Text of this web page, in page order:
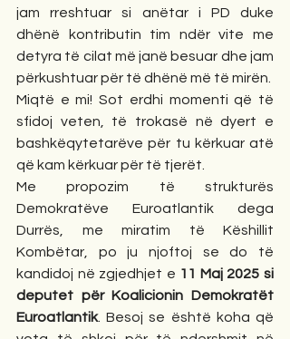
jam rreshtuar si anëtar i PD duke
dhënë kontributin tim ndër vite me
detyra të cilat më janë besuar dhe jam
përkushtuar për të dhënë më të mirën.
Miqtë e mi! Sot erdhi momenti që të
sfidoj veten, të trokasë në dyert e
bashkëqytetarëve për tu kërkuar atë
që kam kërkuar për të tjerët.
Me propozim të strukturës
Demokratëve Euroatlantik dega
Durrës, me miratim të Këshillit
Kombëtar, po ju njoftoj se do të
kandidoj në zgjedhjet e 11 Maj 2025 si
deputet për Koalicionin Demokratët
Euroatlantik. Besoj se është koha që